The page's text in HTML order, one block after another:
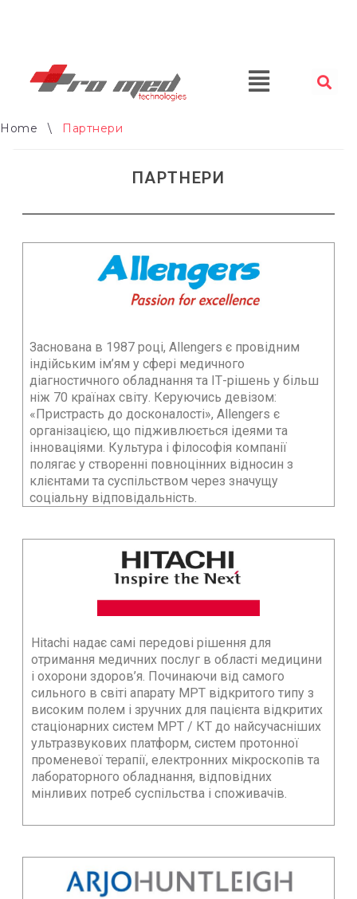
Home \ Партнери
ПАРТНЕРИ
Заснована в 1987 році, Allengers є провідним
індійським ім’ям у сфері медичного
діагностичного обладнання та ІТ-рішень у більш
ніж 70 країнах світу. Керуючись девізом:
«Пристрасть до досконалості», Allengers є
організацією, що підживлюється ідеями та
інноваціями. Культура і філософія компанії
полягає у створенні повноцінних відносин з
клієнтами та суспільством через значущу
соціальну відповідальність.
Hitachi надає самі передові рішення для
отримання медичних послуг в області медицини
і охорони здоров’я. Починаючи від самого
сильного в світі апарату МРТ відкритого типу з
високим полем і зручних для пацієнта відкритих
стаціонарних систем МРТ / КТ до найсучасніших
ультразвукових платформ, систем протонної
променевої терапії, електронних мікроскопів та
лабораторного обладнання, відповідних
мінливих потреб суспільства і споживачів.